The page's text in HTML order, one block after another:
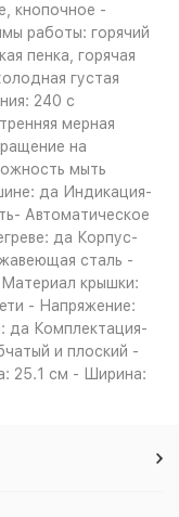
кнопочное -
работы: горячий
пенка, горячая
густая
240 с
мерная
на
мыть
да Индикация-
Автоматическое
да Корпус-
сталь -
крышки:
- Напряжение:
да Комплектация-
и плоский -
25.1 см - Ширина: